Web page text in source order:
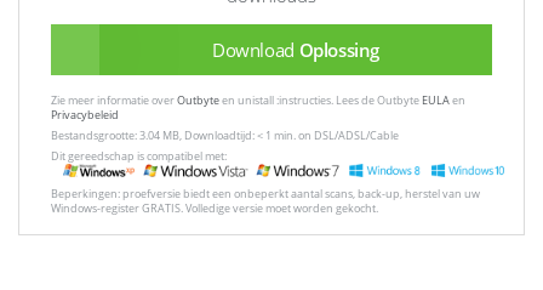
Download Oplossing
Zie meer informatie overOutbyteen unistall :instructies. Lees de Outbyte EULAen
Privacybeleid
Bestandsgrootte: 3.04 MB, Downloadtijd: < 1 min. on DSL/ADSL/Cable
Dit gereedschap is compatibel met:
Beperkingen: proefversie biedt een onbeperkt aantal scans, back-up, herstel van uw
Windows-register GRATIS. Volledige versie moet worden gekocht.